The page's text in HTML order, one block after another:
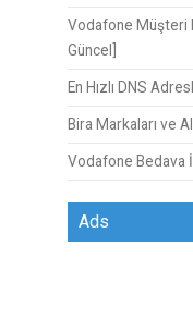
Vodafone Müşteri
Güncel]
En Hızlı DNS
Bira Markaları ve
Vodafone Bedava
Ads